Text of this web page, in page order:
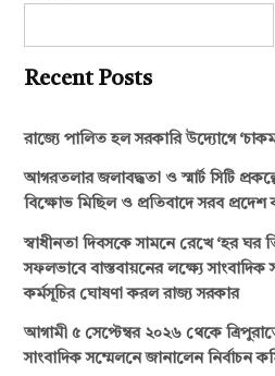
Recent Posts
রাজ্যে পালিত হল সরকারি উদ্যোগে
আগরতলার জলাবদ্ধতা ও স্মার্ট সিটি
বিক্ষোভ মিছিল ও প্রতিবাদে সরব প্রদেশ
স্বাধীনতা দিবসকে সামনে রেখে ‘হর ঘর
সফলভাবে বাস্তবায়নের লক্ষ্যে সাংবাদিক
কর্মসূচির ঘোষণা করল রাজ্য সরকার
আগামী ৫ সেপ্টেম্বর ২০২৬ থেকে
সাংবাদিক সম্মেলনে জানালেন নির্বাচন